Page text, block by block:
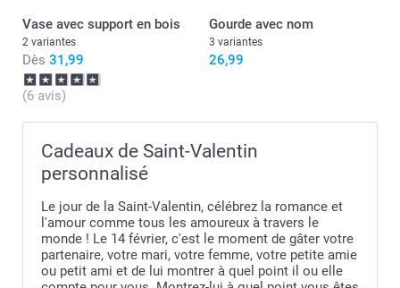
Vase avec support en bois
2 variantes
Dès 31,99
(6 avis)
Gourde avec nom
3 variantes
26,99
Cadeaux de Saint-Valentin
personnalisé
Le jour de la Saint-Valentin, célébrez la romance et
l'amour comme tous les amoureux à travers le
monde ! Le 14 février, c'est le moment de gâter votre
partenaire, votre mari, votre femme, votre petite amie
ou petit ami et de lui montrer à quel point il ou elle